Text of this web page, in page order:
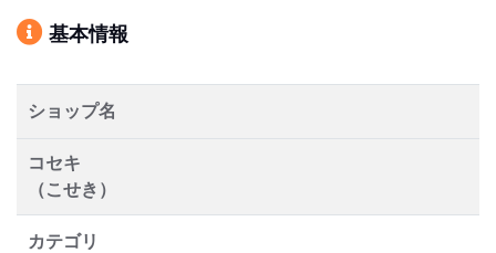
基本情報
ショップ名
コセキ
（こせき）
カテゴリ